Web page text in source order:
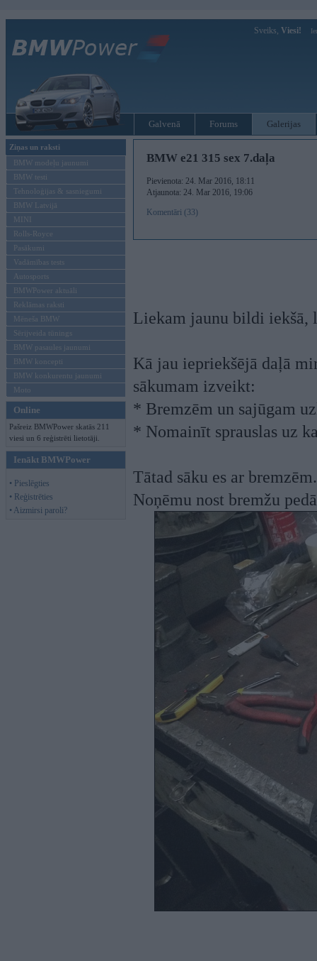
Sveiks, Viesi!
Galvenā Forums Galerijas
Ziņas un raksti
BMW modeļu jaunumi
BMW testi
Tehnoloģijas & sasniegumi
BMW Latvijā
MINI
Rolls-Royce
Pasākumi
Vadāmības tests
Autosports
BMWPower aktuāli
Reklāmas raksti
Mēneša BMW
Sērijveida tūnings
BMW pasaules jaunumi
BMW koncepti
BMW konkurentu jaunumi
Moto
Online
Pašreiz BMWPower skatās 211
viesi un 6 reģistrēti lietotāji.
Ienākt BMWPower
• Pieslēgties
• Reģistrēties
• Aizmirsi paroli?
BMW e21 315 sex 7.daļa
Pievienota: 24. Mar 2016, 18:11
Atjaunota: 24. Mar 2016, 19:06
Komentāri (33)
Liekam jaunu bildi
Kā jau iepriekšējā daļā
sākumam izveikt:
* Bremzēm un sajūgam
* Nomainīt sprauslas uz
Tātad sāku es ar bremzēm.
Noņēmu nost bremžu